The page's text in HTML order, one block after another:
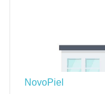
NovoPiel